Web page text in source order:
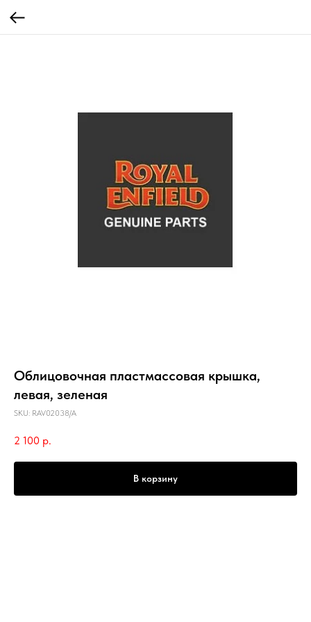
Облицовочная пластмассовая крышка,
левая, зеленая
SKU: RAV02038/A
2 100 р.
В корзину